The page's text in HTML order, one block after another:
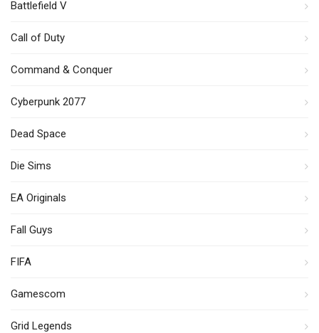
Battlefield V
Call of Duty
Command & Conquer
Cyberpunk 2077
Dead Space
Die Sims
EA Originals
Fall Guys
FIFA
Gamescom
Grid Legends